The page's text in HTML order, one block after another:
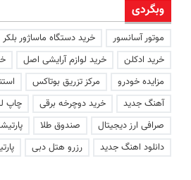
وبگردی
موتور آسانسور خرید دستگاه ماساژور بلکر
خرید ادکلن
خرید لوازم آرایشی اصل
مزایده خودرو
مرکز تزریق بوتاکس
آهنگ جدید
خرید دوچرخه برقی چاپ
صرافی ارز دیجیتال
صندوق طلا
دانلود اهنگ جدید
رزرو هتل دبی